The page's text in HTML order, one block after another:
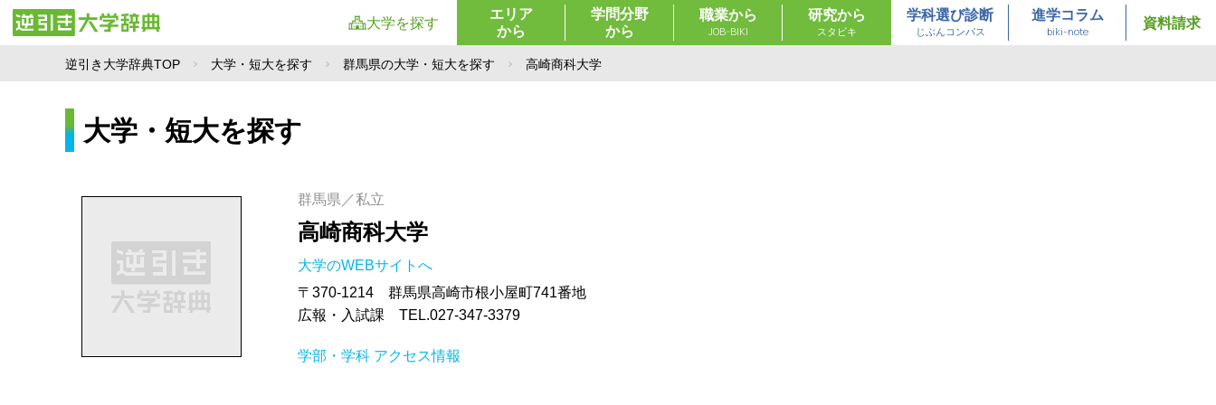
大学を探す
エリア
から
学問分野
から
職業から
JOB-BIKI
研究から
スタビキ
学科選び診断
じぶんコンパス
進学コラム
biki-note
資料請求
逆引き大学辞典TOP 大学・短大を探す 群馬県の大学・短大を探す 高崎商科大学
大学・短大を探す
群馬県／私立
高崎商科大学
大学のWEBサイトへ
〒370-1214 群馬県高崎市根小屋町741番地
広報・入試課 TEL.027-347-3379
学部・学科 アクセス情報